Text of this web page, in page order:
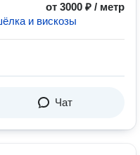
от 3000 ₽ / метр
и вискозы
Чат